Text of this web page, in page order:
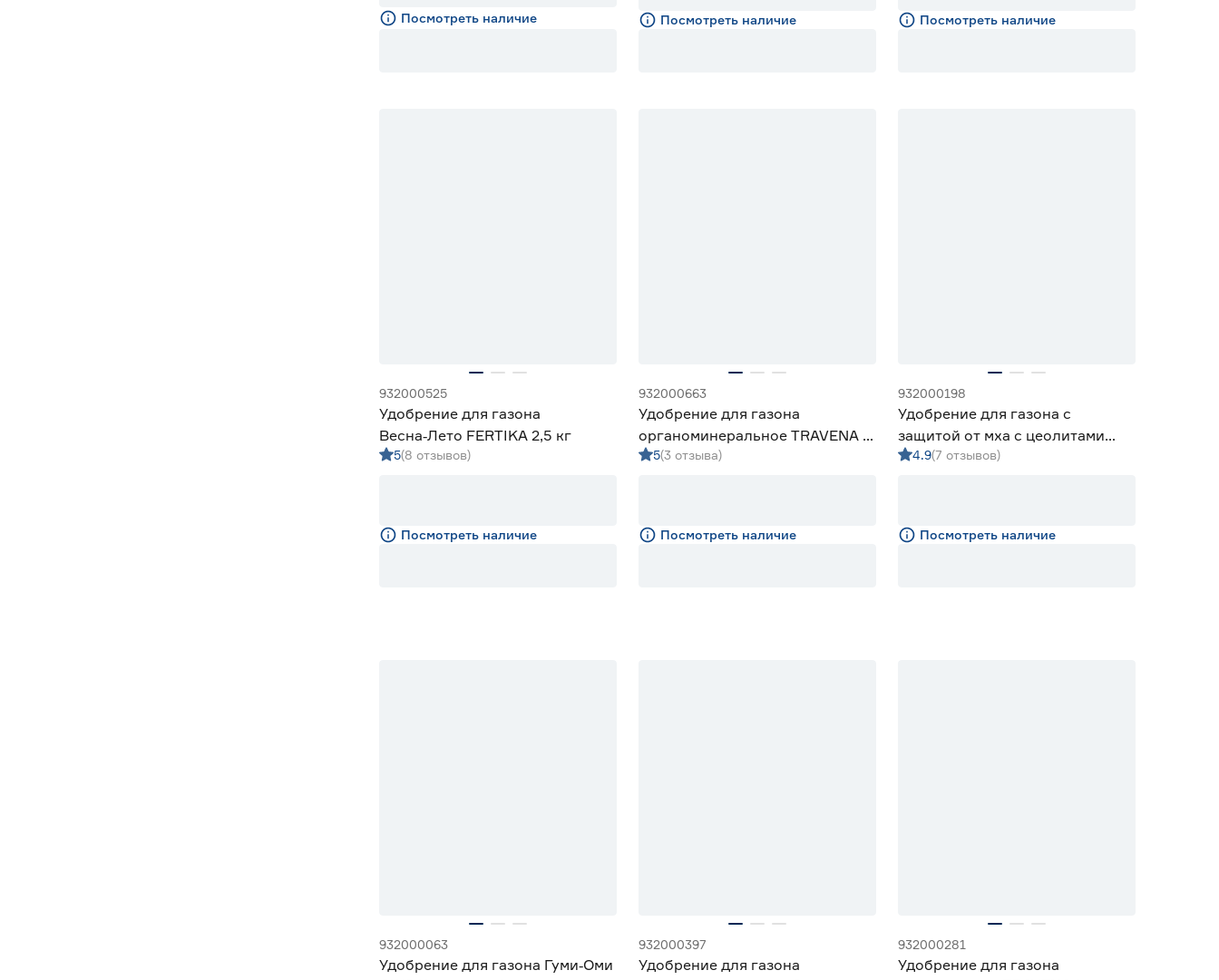
Посмотреть наличие Посмотреть наличие Посмотреть наличие
932000525
Удобрение для газона
Весна‑Лето FERTIKA 2,5 кг
5(8 отзывов)
Посмотреть наличие
932000663
Удобрение для газона
органоминеральное TRAVENA 1
кг5(3 отзыва)
Посмотреть наличие
932000198
Удобрение для газона с
защитой от мха с цеолитами
Bona Forte 5 кг
4.9(7 отзывов)
Посмотреть наличие
932000063
Удобрение для газона Гуми‑Оми
932000397
Удобрение для газона
932000281
Удобрение для газона